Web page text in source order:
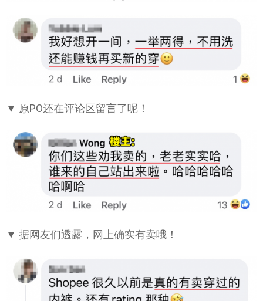
▼ 原PO还在评论区留言了呢！
▼ 据网友们透露，网上确实有卖哦！